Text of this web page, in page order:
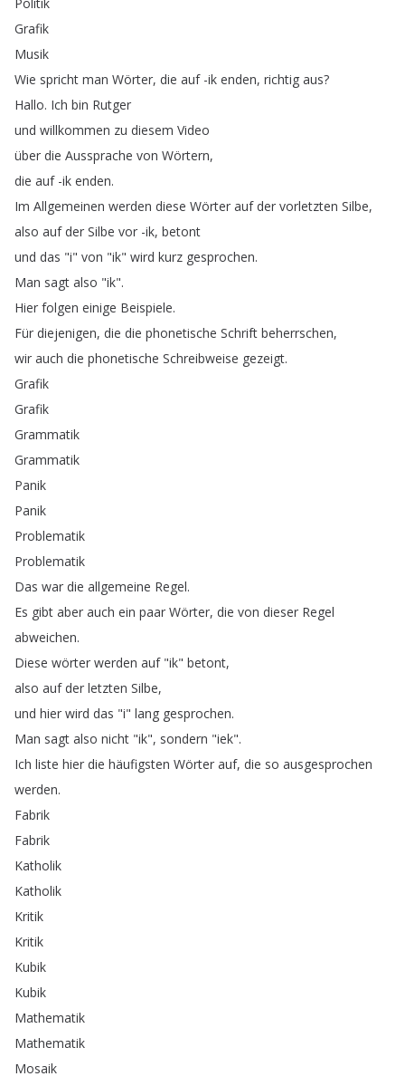
Grafik
Musik
Wie spricht man Wörter, die auf-ik enden, richtig aus?
Hallo. Ich bin Rutger
und willkommen zu diesem Video
über die Aussprache von Wörtern,
die auf-ik enden.
Im Allgemeinen werden diese Wörter auf der vorletzten Silbe,
also auf der Silbe vor -ik, betont
und das "i" von "ik" wird kurz gesprochen.
Man sagt also "ik".
Hier folgen einige Beispiele.
Für diejenigen, die die phonetische Schrift beherrschen,
wir auch die phonetische Schreibweise gezeigt.
Grafik
Grafik
Grammatik
Grammatik
Panik
Panik
Problematik
Problematik
Das war die allgemeine Regel.
Es gibt aber auch ein paar Wörter, die von dieser Regel
abweichen.
Diese wörter werden auf"ik" betont,
also auf der letzten Silbe,
und hier wird das "i" lang gesprochen.
Man sagt also nicht "ik", sondern "iek".
Ich liste hier die häufigsten Wörter auf, die so ausgesprochen
werden.
Fabrik
Fabrik
Katholik
Katholik
Kritik
Kritik
Kubik
Kubik
Mathematik
Mathematik
Mosaik